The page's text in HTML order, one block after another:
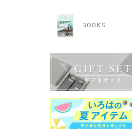
BOOKS